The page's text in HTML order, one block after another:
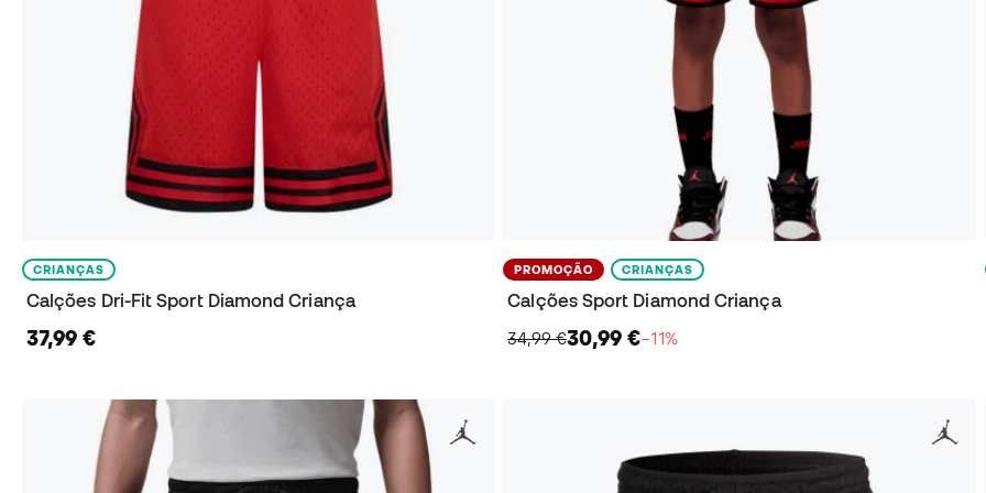
CRIANÇAS
Calções Dri-Fit Sport Diamond Criança
37,99 €
PROMOÇÃO CRIANÇAS
Calções Sport Diamond Criança
34,99 €30,99 €−11%